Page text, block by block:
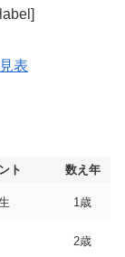
表
ト 数え年
1歳
2歳